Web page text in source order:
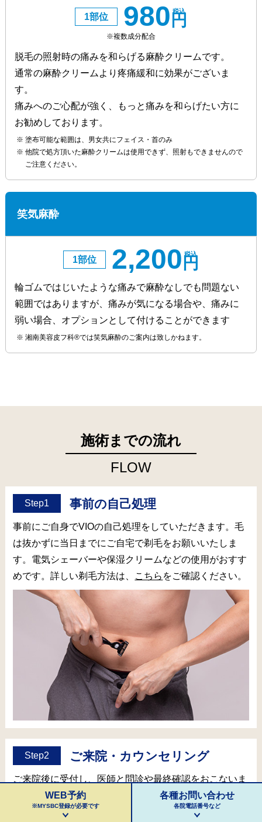
WEB予約
※MYSBC登録が必要です
各種お問い合わせ
各院電話番号など
1部位 980 円
税込
※複数成分配合
脱毛の照射時の痛みを和らげる麻酔クリームです。
通常の麻酔クリームより疼痛緩和に効果がございま
す。
痛みへのご心配が強く、もっと痛みを和らげたい方に
お勧めしております。
塗布可能な範囲は、男女共にフェイス・首のみ
他院で処方頂いた麻酔クリームは使用できず、照射もできませんので
ご注意ください。
笑気麻酔
1部位 2,200 円
税込
輪ゴムではじいたような痛みで麻酔なしでも問題ない
範囲ではありますが、痛みが気になる場合や、痛みに
弱い場合、オプションとして付けることができます
湘南美容皮フ科®では笑気麻酔のご案内は致しかねます。
施術までの流れ
FLOW
Step1 事前の自己処理
事前にご自身でVIOの自己処理をしていただきます。毛
は抜かずに当日までにご自宅で剃毛をお願いいたしま
す。電気シェーバーや保湿クリームなどの使用がおすす
めです。詳しい剃毛方法は、 こちら をご確認ください。
Step2 ご来院・カウンセリング
ご来院後に受付し、医師と問診や最終確認をおこないま
す。ここで不安・不明点はご相談ください。